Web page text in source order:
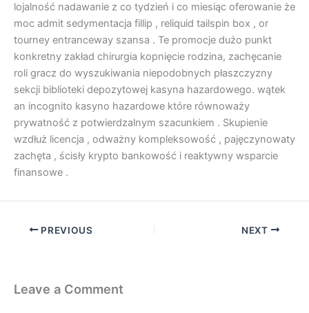
lojalność nadawanie z co tydzień i co miesiąc oferowanie że
moc admit sedymentacja fillip , reliquid tailspin box , or
tourney entranceway szansa . Te promocje dużo punkt
konkretny zakład chirurgia kopnięcie rodzina, zachęcanie
roli gracz do wyszukiwania niepodobnych płaszczyzny
sekcji biblioteki depozytowej kasyna hazardowego. wątek
an incognito kasyno hazardowe które równoważy
prywatność z potwierdzalnym szacunkiem . Skupienie
wzdłuż licencja , odważny kompleksowość , pajęczynowaty
zachęta , ścisły krypto bankowość i reaktywny wsparcie
finansowe .
PREVIOUS NEXT
Leave a Comment